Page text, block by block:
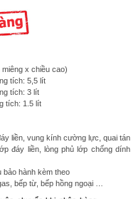
x chiều cao)
tích: 5,5 lít
tích: 3 lít
tích: 1.5 lít
liền, vung kính cường lực, quai tán
đáy liền, lòng phủ lớp chống dính
bảo hành kèm theo
bếp từ, bếp hồng ngoại …